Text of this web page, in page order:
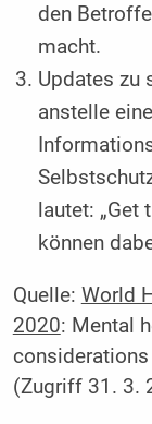
den
macht.
Updates zu
anstelle
lautet:
können
Quelle: World
2020: Mental
considerations
(Zugriff 31. 3.